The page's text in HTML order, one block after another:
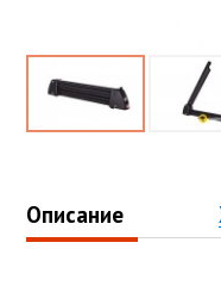
Описание